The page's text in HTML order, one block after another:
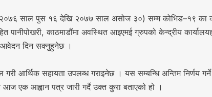
साल पुस १६ देखि २०७७ साल असोज ३०) सम्म कोभिड–१९ का
काठमाडौंमा अवस्थित आइएमई ग्रुपको केन्द्रीय
आवेदन दिन सक्नुहुनेछ ।
आर्थिक सहायता उपलब्ध गराइनेछ । यस सम्बन्धि अन्तिम निर्णय
एक आह्वान पत्र जारी गर्दै उक्त कुरा बताएको हो ।